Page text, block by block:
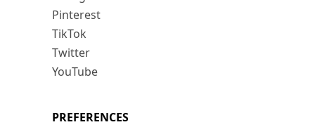
Pinterest
TikTok
Twitter
YouTube
PREFERENCES